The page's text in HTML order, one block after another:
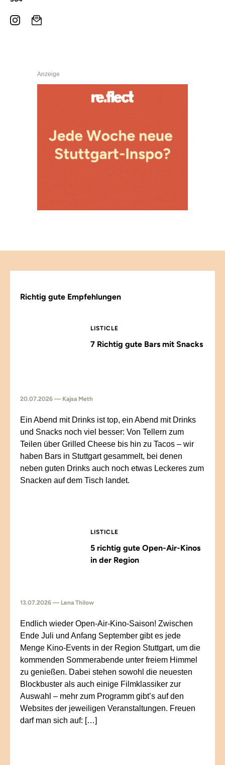
Anzeige
Richtig gute Empfehlungen
LISTICLE
7 Richtig gute Bars mit Snacks
20.07.2026 — Kajsa Meth
Ein Abend mit Drinks ist top, ein Abend mit Drinks
und Snacks noch viel besser: Von Tellern zum
Teilen über Grilled Cheese bis hin zu Tacos – wir
haben Bars in Stuttgart gesammelt, bei denen
neben guten Drinks auch noch etwas Leckeres zum
Snacken auf dem Tisch landet.
LISTICLE
5 richtig gute Open-Air-Kinos
in der Region
13.07.2026 — Lena Thilow
Endlich wieder Open-Air-Kino-Saison! Zwischen
Ende Juli und Anfang September gibt es jede
Menge Kino-Events in der Region Stuttgart, um die
kommenden Sommerabende unter freiem Himmel
zu genießen. Dabei stehen sowohl die neuesten
Blockbuster als auch einige Filmklassiker zur
Auswahl – mehr zum Programm gibt’s auf den
Websites der jeweiligen Veranstaltungen. Freuen
darf man sich auf: […]